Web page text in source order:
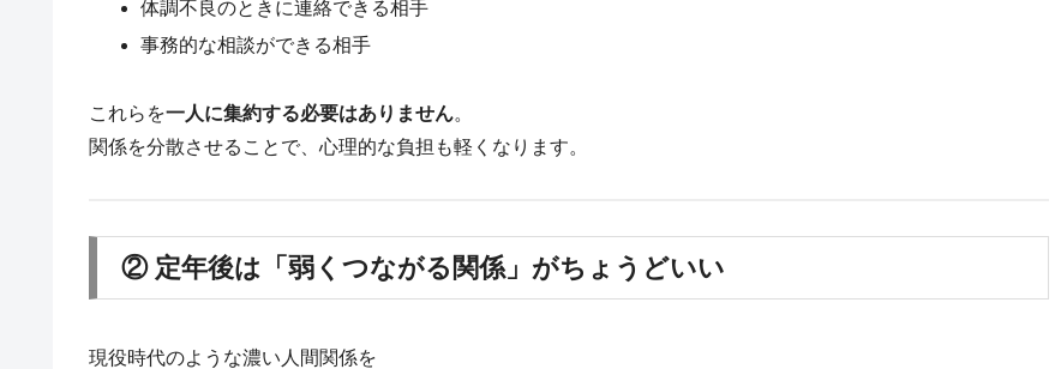
体調不良のときに連絡できる相手
事務的な相談ができる相手
これらを一人に集約する必要はありません。
関係を分散させることで、心理的な負担も軽くなります。
② 定年後は「弱くつながる関係」がちょうどいい
現役時代のような濃い人間関係を